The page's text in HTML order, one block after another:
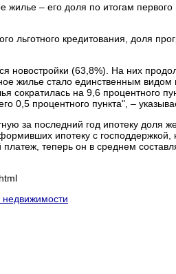
жилье – его доля по итогам
льготного кредитования, доля
новостройки (63,8%). На них
жилье стало единственным
сократилась на 9,6 процентного
0,5 процентного пункта", –
за последний год ипотеку доля
ипотеку с
теперь он в среднем